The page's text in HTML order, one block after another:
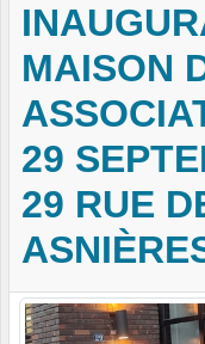
MAISON
29
29 RUE